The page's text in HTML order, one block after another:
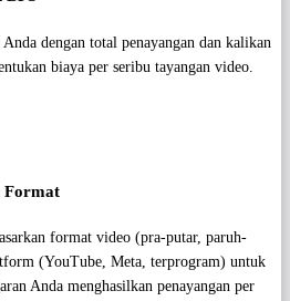
dengan total penayangan dan kalikan
biaya per seribu tayangan video.
Format
format video (pra-putar, paruh-
(YouTube, Meta, terprogram) untuk
Anda menghasilkan penayangan per